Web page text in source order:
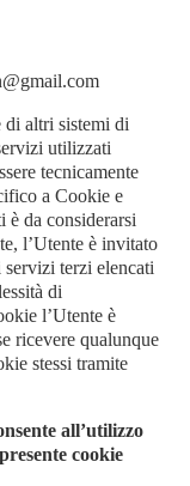
di altri sistemi di
utilizzati
tecnicamente
a Cookie e
è da considerarsi
l’Utente è invitato
terzi elencati
di
l’Utente è
ricevere qualunque
stessi tramite
all’utilizzo
cookie